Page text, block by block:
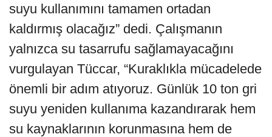
suyu kullanımını tamamen ortadan
kaldırmış olacağız” dedi. Çalışmanın
yalnızca su tasarrufu sağlamayacağını
vurgulayan Tüccar, “Kuraklıkla mücadelede
önemli bir adım atıyoruz. Günlük 10 ton gri
suyu yeniden kullanıma kazandırarak hem
su kaynaklarının korunmasına hem de